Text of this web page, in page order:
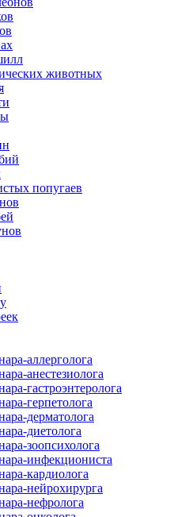
животных
попугаев
аллерголога
анестезиолога
гастроэнтеролога
герпетолога
дерматолога
диетолога
зоопсихолога
инфекциониста
кардиолога
нейрохирурга
нефролога